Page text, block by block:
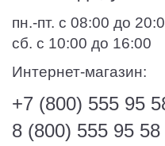
пн.-пт. с 08:00 до
сб. с 10:00 до 16:00
Интернет-магазин:
+7 (800) 555 95
8 (800) 555 95 58